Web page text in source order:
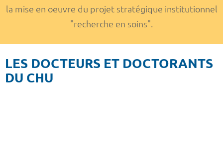
la mise en oeuvre du projet stratégique institutionnel
"recherche en soins".
LES DOCTEURS ET DOCTORANTS
DU CHU